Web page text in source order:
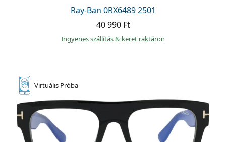
Ray-Ban 0RX6489 2501
40 990 Ft
Ingyenes szállítás& keret raktáron
Virtuális Próba